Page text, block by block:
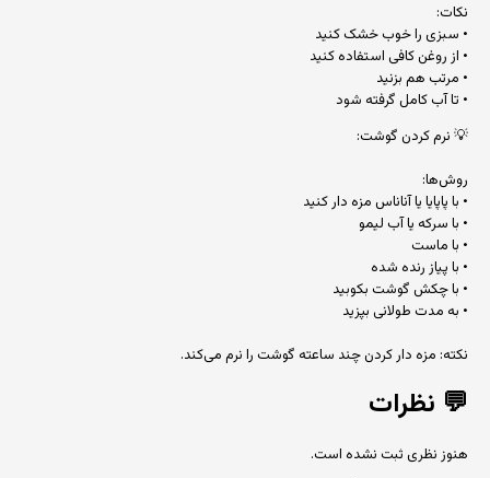
نکات:
• سبزی را خوب خشک کنید
• از روغن کافی استفاده کنید
• مرتب هم بزنید
• تا آب کامل گرفته شود
💡 نرم کردن گوشت:
روش‌ها:
• با پاپایا یا آناناس مزه دار کنید
• با سرکه یا آب لیمو
• با ماست
• با پیاز رنده شده
• با چکش گوشت بکوبید
• به مدت طولانی بپزید
نکته: مزه دار کردن چند ساعته گوشت را نرم می‌کند.
💬 نظرات
هنوز نظری ثبت نشده است.